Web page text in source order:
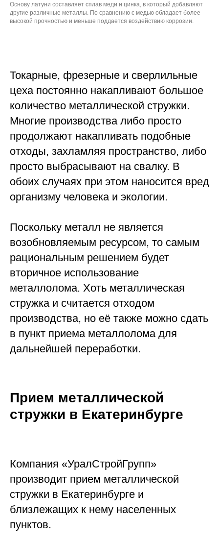
Основу латуни составляет сплав меди и цинка, в который добавляют
другие различные металлы. По сравнению с медью обладает более
высокой прочностью и меньше поддается воздействию коррозии.
Токарные, фрезерные и сверлильные
цеха постоянно накапливают большое
количество металлической стружки.
Многие производства либо просто
продолжают накапливать подобные
отходы, захламляя пространство, либо
просто выбрасывают на свалку. В
обоих случаях при этом наносится вред
организму человека и экологии.
Поскольку металл не является
возобновляемым ресурсом, то самым
рациональным решением будет
вторичное использование
металлолома. Хоть металлическая
стружка и считается отходом
производства, но её также можно сдать
в пункт приема металлолома для
дальнейшей переработки.
Прием металлической
стружки в Екатеринбурге
Компания «УралСтройГрупп»
производит прием металлической
стружки в Екатеринбурге и
близлежащих к нему населенных
пунктов.